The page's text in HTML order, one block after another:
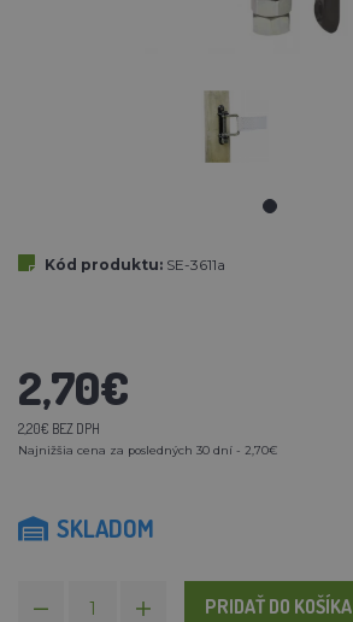
Kód produktu: SE-3611a
2,70€
2,20€ BEZ DPH
Najnižšia cena za posledných 30 dní - 2,70€
SKLADOM
PRIDAŤ DO KOŠÍKA